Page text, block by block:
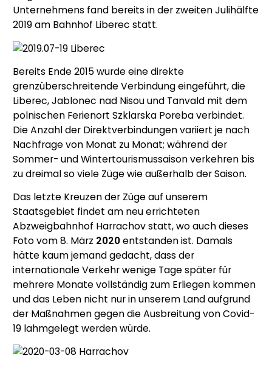
Unternehmens fand bereits in der zweiten Julihälfte
2019 am Bahnhof Liberec statt.
Bereits Ende 2015 wurde eine direkte
grenzüberschreitende Verbindung eingeführt, die
Liberec, Jablonec nad Nisou und Tanvald mit dem
polnischen Ferienort Szklarska Poreba verbindet.
Die Anzahl der Direktverbindungen variiert je nach
Nachfrage von Monat zu Monat; während der
Sommer- und Wintertourismussaison verkehren bis
zu dreimal so viele Züge wie außerhalb der Saison.
Das letzte Kreuzen der Züge auf unserem
Staatsgebiet findet am neu errichteten
Abzweigbahnhof Harrachov statt, wo auch dieses
Foto vom 8. März 2020entstanden ist. Damals
hätte kaum jemand gedacht, dass der
internationale Verkehr wenige Tage später für
mehrere Monate vollständig zum Erliegen kommen
und das Leben nicht nur in unserem Land aufgrund
der Maßnahmen gegen die Ausbreitung von Covid-
19 lahmgelegt werden würde.